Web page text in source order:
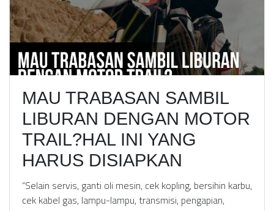
MAU TRABASAN SAMBIL
LIBURAN DENGAN MOTOR
TRAIL?HAL INI YANG
HARUS DISIAPKAN
“Selain servis, ganti oli mesin, cek kopling, bersihin karbu,
cek kabel gas, lampu-lampu, transmisi, pengapian,